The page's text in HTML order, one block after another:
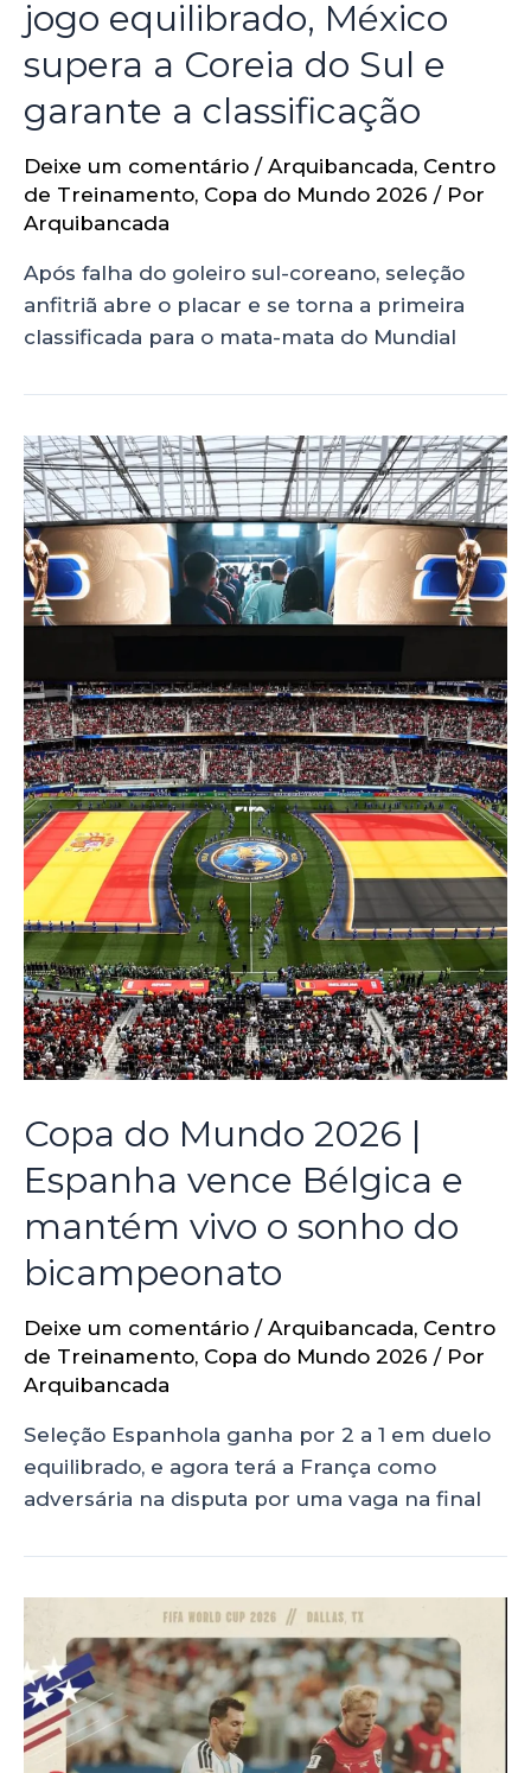
jogo equilibrado, México
supera a Coreia do Sul e
garante a classificação
Deixe um comentário / Arquibancada, Centro
de Treinamento, Copa do Mundo 2026 / Por
Arquibancada
Após falha do goleiro sul-coreano, seleção
anfitriã abre o placar e se torna a primeira
classificada para o mata-mata do Mundial
Copa do Mundo 2026 |
Espanha vence Bélgica e
mantém vivo o sonho do
bicampeonato
Deixe um comentário / Arquibancada, Centro
de Treinamento, Copa do Mundo 2026 / Por
Arquibancada
Seleção Espanhola ganha por 2 a 1 em duelo
equilibrado, e agora terá a França como
adversária na disputa por uma vaga na final